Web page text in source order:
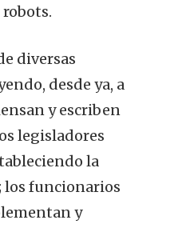
diversas
desde ya, a
y escriben
legisladores
la
los funcionarios
y